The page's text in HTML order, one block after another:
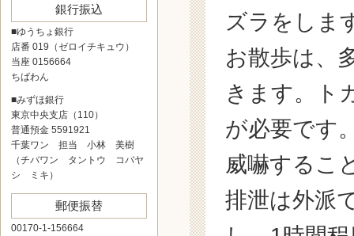
ズラをしま
お散歩は、
きます。ト
が必要です
威嚇するこ
排泄は外派
銀行振込
■ゆうちょ銀行
店番 019（ゼロイチキュウ）
当座 0156664
ちばわん
■みずほ銀行
東京中央支店（110）
普通預金 5591921
千葉ワン 担当 小林 美樹
（チバワン タントウ コバヤ
シ ミキ）
郵便振替
00170-1-156664